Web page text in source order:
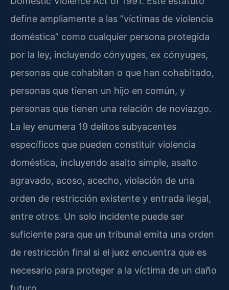
define ampliamente a las “víctimas de violencia
doméstica” como cualquier persona protegida
por la ley, incluyendo cónyuges, ex cónyuges,
personas que cohabitan o que han cohabitado,
personas que tienen un hijo en común, y
personas que tienen una relación de noviazgo.
La ley enumera 19 delitos subyacentes
específicos que pueden constituir violencia
doméstica, incluyendo asalto simple, asalto
agravado, acoso, acecho, violación de una
orden de restricción existente y entrada ilegal,
entre otros. Un solo incidente puede ser
suficiente para que un tribunal emita una orden
de restricción final si el juez encuentra que es
necesario para proteger a la víctima de un daño